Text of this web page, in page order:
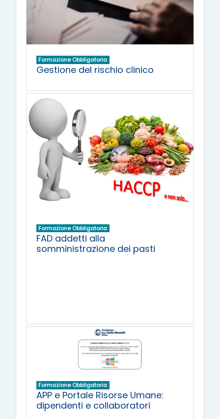
Formazione Obbligatoria
Gestione del rischio clinico
Formazione Obbligatoria
FAD addetti alla
somministrazione dei pasti
Formazione Obbligatoria
APP e Portale Risorse Umane:
dipendenti e collaboratori